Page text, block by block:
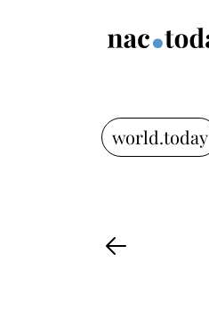
world.today